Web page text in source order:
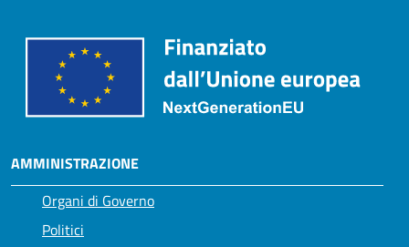
AMMINISTRAZIONE
Organi di Governo
Politici